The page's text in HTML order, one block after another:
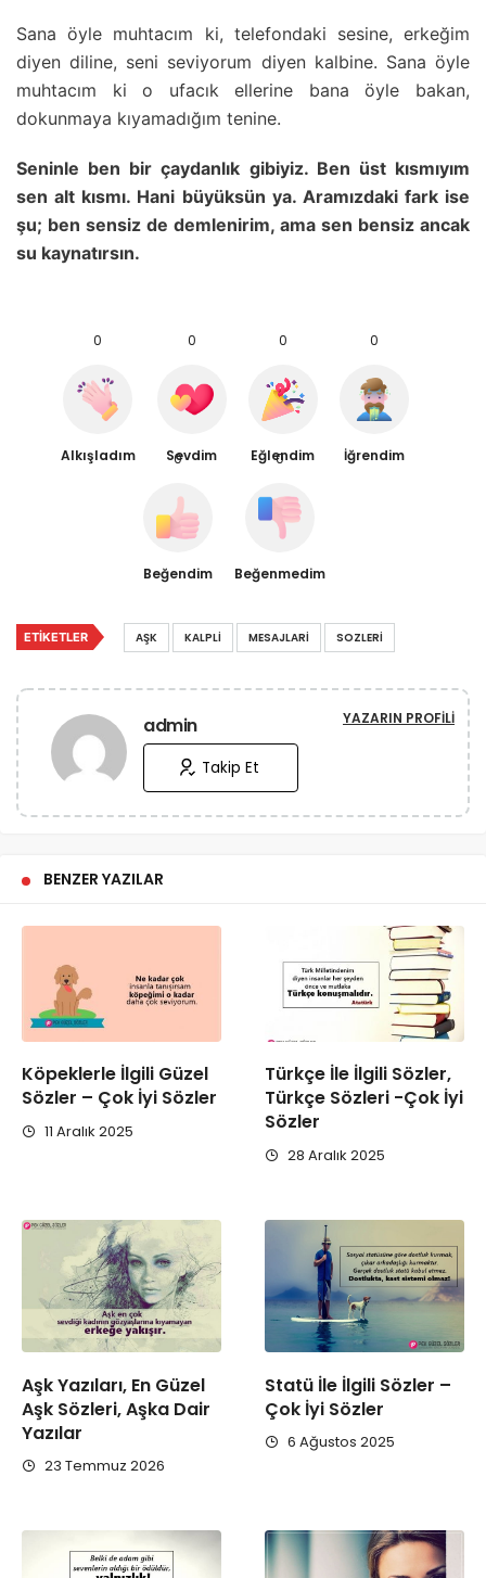
Sana öyle muhtacım ki, telefondaki sesine, erkeğim
diyen diline, seni seviyorum diyen kalbine. Sana öyle
muhtacım ki o ufacık ellerine bana öyle bakan,
dokunmaya kıyamadığım tenine.
Seninle ben bir çaydanlık gibiyiz. Ben üst kısmıyım
sen alt kısmı. Hani büyüksün ya. Aramızdaki fark ise
şu; ben sensiz de demlenirim, ama sen bensiz ancak
su kaynatırsın.
0
Alkışladım
0
Sevdim
0
Eğlendim
0
İğrendim
0
Beğendim
0
Beğenmedim
ETIKETLER AŞK KALPLI MESAJLARI SOZLERI
admin YAZARIN PROFILI
Takip Et
BENZER YAZILAR
Köpeklerle İlgili Güzel
Sözler – Çok İyi Sözler
11 Aralık 2025
Türkçe İle İlgili Sözler,
Türkçe Sözleri -Çok İyi
Sözler
28 Aralık 2025
Aşk Yazıları, En Güzel
Aşk Sözleri, Aşka Dair
Yazılar
23 Temmuz 2026
Statü İle İlgili Sözler –
Çok İyi Sözler
6 Ağustos 2025